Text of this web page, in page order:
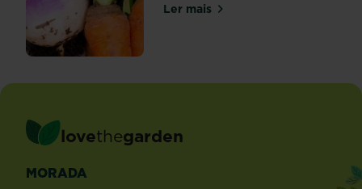
Ler maissobre Legumes de raiz:
lovethegarden
MORADA